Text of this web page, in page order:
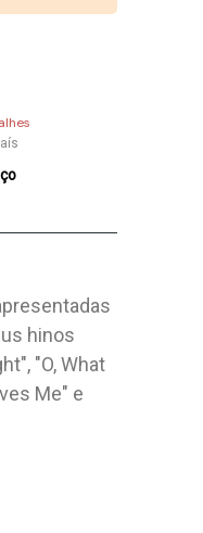
hinos
"O, What
Me" e